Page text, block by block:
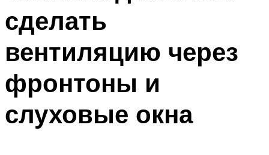
сделать
вентиляцию через
фронтоны и
слуховые окна